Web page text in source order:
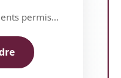
permis...